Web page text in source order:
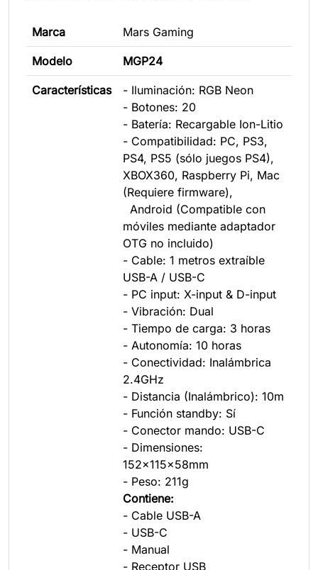
Marca Mars Gaming
Modelo MGP24
Características
- Iluminación: RGB Neon
- Botones: 20
- Batería: Recargable Ion-Litio
- Compatibilidad: PC, PS3,
PS4, PS5 (sólo juegos PS4),
XBOX360, Raspberry Pi, Mac
(Requiere firmware),
Android (Compatible con
móviles mediante adaptador
OTG no incluido)
- Cable: 1 metros extraíble
USB-A / USB-C
- PC input: X-input & D-input
- Vibración: Dual
- Tiempo de carga: 3 horas
- Autonomía: 10 horas
- Conectividad: Inalámbrica
2.4GHz
- Distancia (Inalámbrico): 10m
- Función standby: Sí
- Conector mando: USB-C
- Dimensiones:
152x115x58mm
- Peso: 211g
Contiene:
- Cable USB-A
- USB-C
- Manual
- Receptor USB